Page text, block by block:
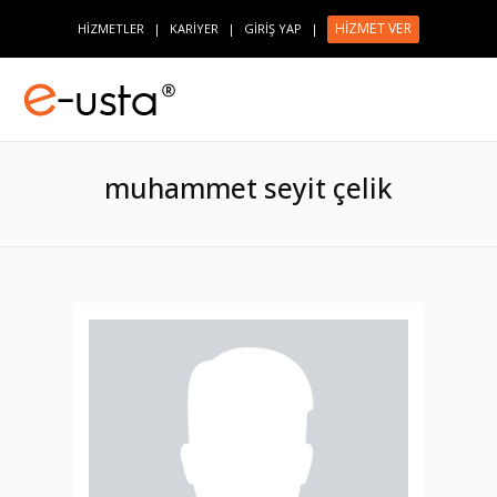
HİZMETLER | KARİYER | GİRİŞ YAP | HİZMET VER
muhammet seyit çelik